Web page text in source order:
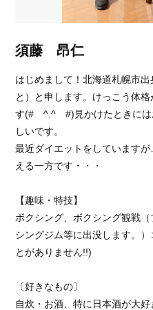
須藤 昂仁
はじめまして！北海道札幌市
と）と申します。けっこう体
す(# ^.^ #)見かけたときには
しいです。
最近ダイエットをしています
える一方です・・・
【趣味・特技】
ボクシング、ボクシング観戦
シングジム等に出没します。
とがありません!!)
〔好きなもの〕
自炊・お酒、特に日本酒が大